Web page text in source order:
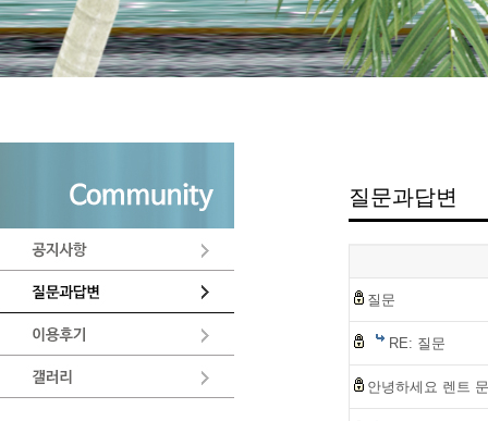
질문과답변
질문
RE: 질문
안녕하세요 렌트